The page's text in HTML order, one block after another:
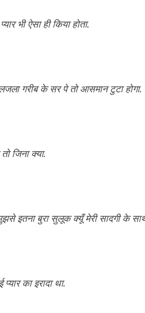
भी ऐसा ही किया होता.
गरीब के सर पे तो आसमान टुटा होगा.
जिना क्या.
इतना बुरा सुलूक क्यूँ मेरी सादगी के
का इरादा था.